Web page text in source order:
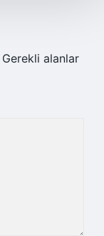
Gerekli alanlar